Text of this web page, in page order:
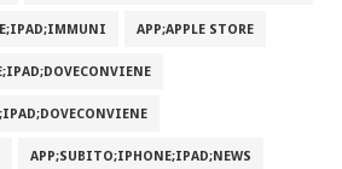
APP;APPLE STORE
APP;SUBITO;IPHONE;IPAD;NEWS